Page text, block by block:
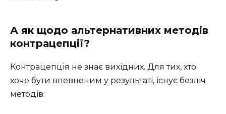
А як щодо альтернативних методів
контрацепції?
Контрацепція не знає вихідних. Для тих, хто
хоче бути впевненим у результаті, існує безліч
методів: